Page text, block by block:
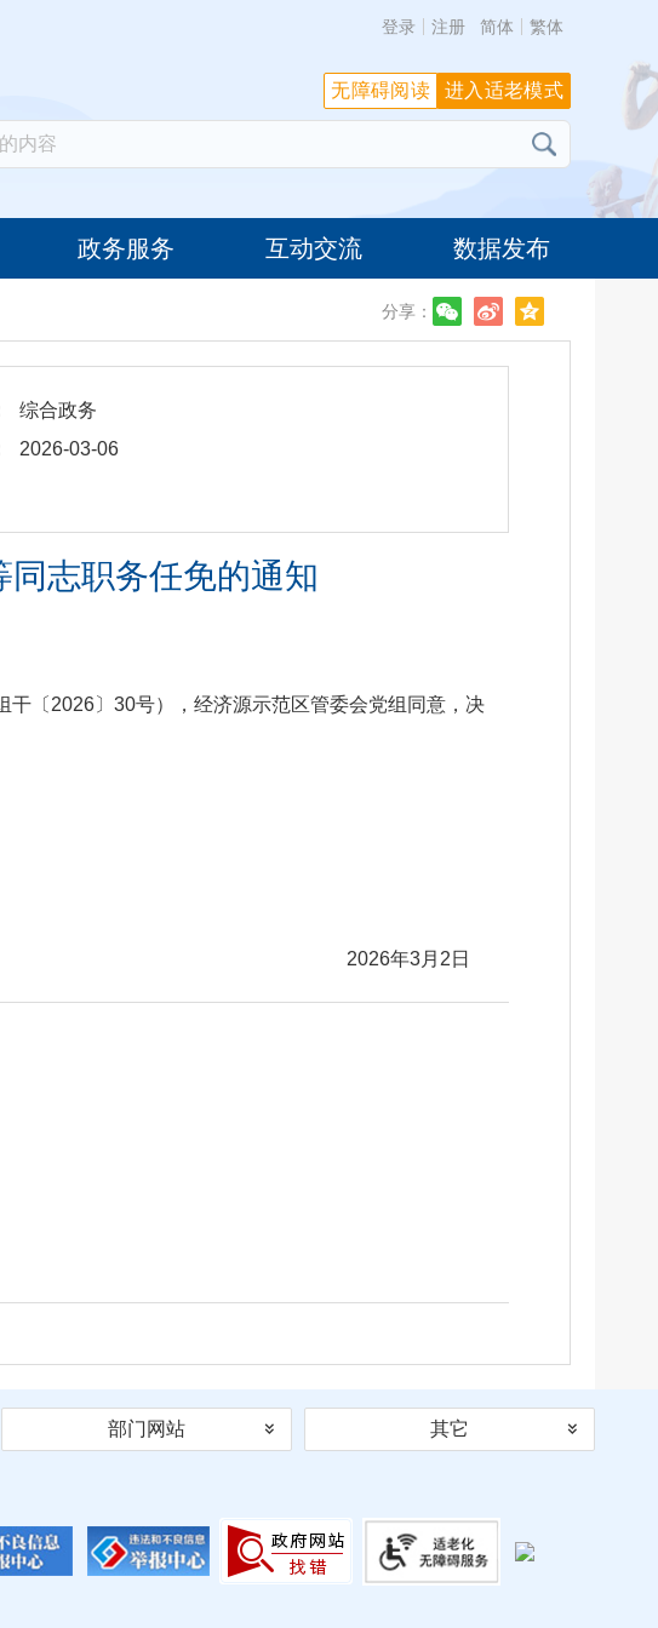
登录 注册 简体 繁体
政务服务 互动交流 数据发布
进入适老模式
无障碍阅读
分享：
综合政务
2026-03-06
志职务任免的通知
〔2026〕30号），经济源示范区管委会党组同意，决
2026年3月2日
部门网站 其它